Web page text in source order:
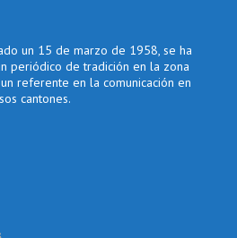
un 15 de marzo de 1958, se ha
periódico de tradición en la zona
referente en la comunicación en
cantones.